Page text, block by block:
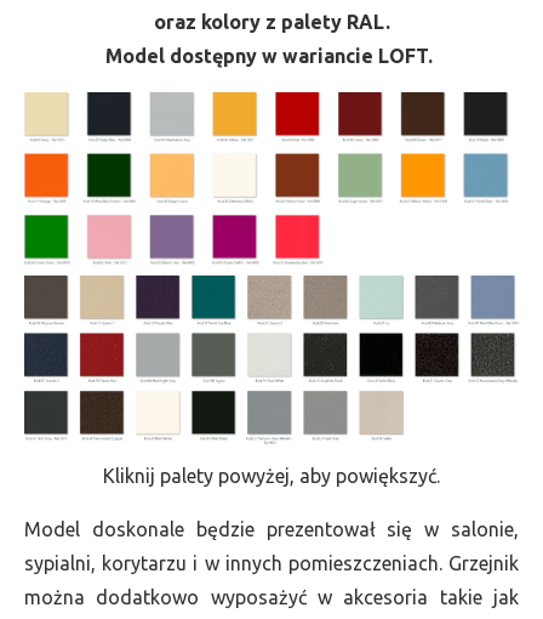
oraz kolory z palety RAL.
Model dostępny w wariancie LOFT.
Kliknij palety powyżej, aby powiększyć.
Model doskonale będzie prezentował się w salonie,
sypialni, korytarzu i w innych pomieszczeniach. Grzejnik
można dodatkowo wyposażyć w akcesoria takie jak